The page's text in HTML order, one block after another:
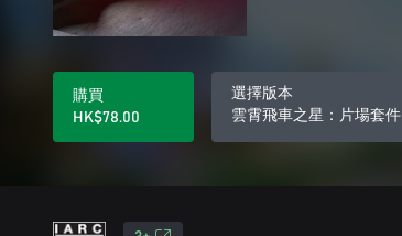
購買
HK$78.00
選擇版本
雲霄飛車之星：片場套件